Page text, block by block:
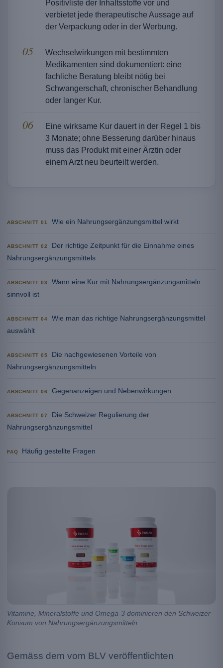
Positivliste der Inhaltsstoffe vor und
verbietet jede therapeutische Aussage auf
der Verpackung oder in der Werbung.
Wechselwirkungen mit bestimmten
Medikamenten sind dokumentiert: eine
fachliche Beratung bleibt nötig bei
Schwangerschaft, chronischer Behandlung
oder langer Kur.
Eine wirksame Kur dauert in der Regel 1 bis
3 Monate; ohne Besserung darüber hinaus
muss das Produkt mit einer Ärztin oder
einem Arzt neu beurteilt werden.
ABSCHNITT 01 Wie ein Nahrungsergänzungsmittel wirkt
ABSCHNITT 02
Der richtige Zeitpunkt für die Einnahme eines
Nahrungsergänzungsmittels
ABSCHNITT 03
Wann eine Kur mit Nahrungsergänzungsmitteln
sinnvoll ist
ABSCHNITT 04
Wie man das richtige Nahrungsergänzungsmittel
auswählt
ABSCHNITT 05
Die nachgewiesenen Vorteile von
Nahrungsergänzungsmitteln
ABSCHNITT 06 Gegenanzeigen und Nebenwirkungen
ABSCHNITT 07
Die Schweizer Regulierung der
Nahrungsergänzungsmittel
FAQ Häufig gestellte Fragen
Vitamine, Mineralstoffe und Omega-3 dominieren den Schweizer
Konsum von Nahrungsergänzungsmitteln.
Gemäss dem vom BLV veröffentlichten